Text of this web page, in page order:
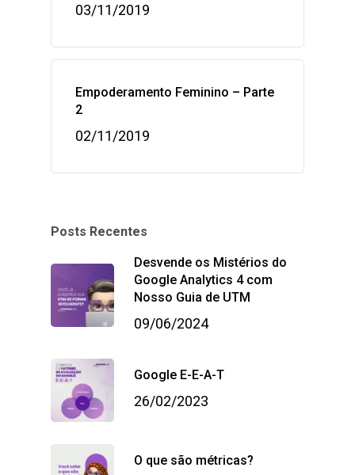
03/11/2019
Empoderamento Feminino – Parte
2
02/11/2019
Posts Recentes
Desvende os Mistérios do
Google Analytics 4 com
Nosso Guia de UTM
09/06/2024
Google E-E-A-T
26/02/2023
O que são métricas?